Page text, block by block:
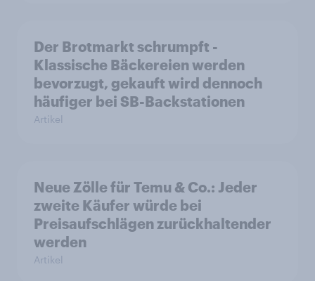
Der Brotmarkt schrumpft -
Klassische Bäckereien werden
bevorzugt, gekauft wird dennoch
häufiger bei SB-Backstationen
Artikel
Neue Zölle für Temu & Co.: Jeder
zweite Käufer würde bei
Preisaufschlägen zurückhaltender
werden
Artikel